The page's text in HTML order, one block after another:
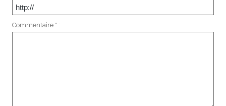
Commentaire * :